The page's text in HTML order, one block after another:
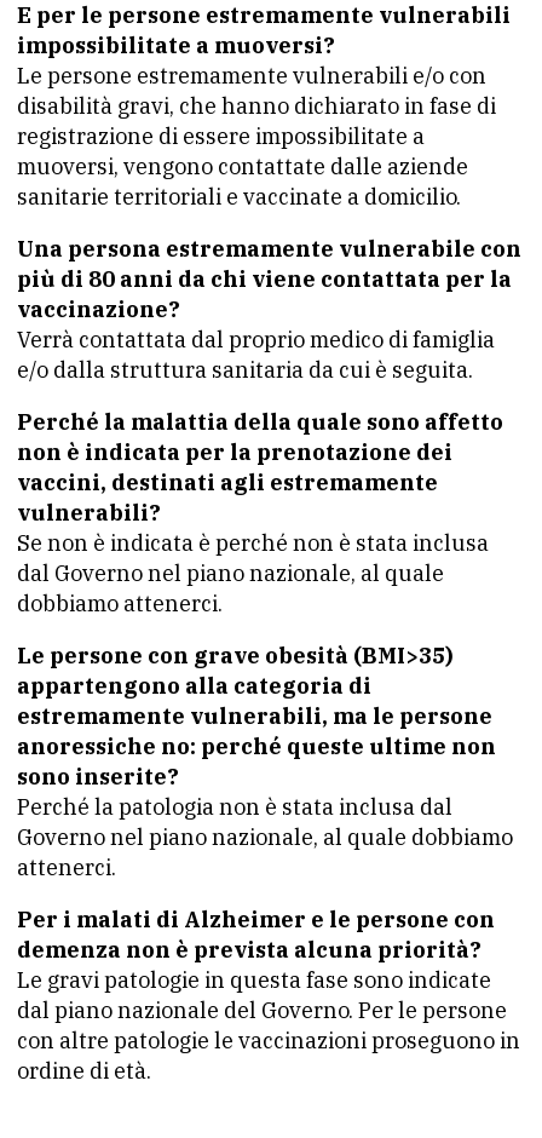
E per le persone estremamente vulnerabili
impossibilitate a muoversi?
Le persone estremamente vulnerabili e/o con
disabilità gravi, che hanno dichiarato in fase di
registrazione di essere impossibilitate a
muoversi, vengono contattate dalle aziende
sanitarie territoriali e vaccinate a domicilio.
Una persona estremamente vulnerabile con
più di 80 anni da chi viene contattata per la
vaccinazione?
Verrà contattata dal proprio medico di famiglia
e/o dalla struttura sanitaria da cui è seguita.
Perché la malattia della quale sono affetto
non è indicata per la prenotazione dei
vaccini, destinati agli estremamente
vulnerabili?
Se non è indicata è perché non è stata inclusa
dal Governo nel piano nazionale, al quale
dobbiamo attenerci.
Le persone con grave obesità (BMI>35)
appartengono alla categoria di
estremamente vulnerabili, ma le persone
anoressiche no: perché queste ultime non
sono inserite?
Perché la patologia non è stata inclusa dal
Governo nel piano nazionale, al quale dobbiamo
attenerci.
Per i malati di Alzheimer e le persone con
demenza non è prevista alcuna priorità?
Le gravi patologie in questa fase sono indicate
dal piano nazionale del Governo. Per le persone
con altre patologie le vaccinazioni proseguono in
ordine di età.